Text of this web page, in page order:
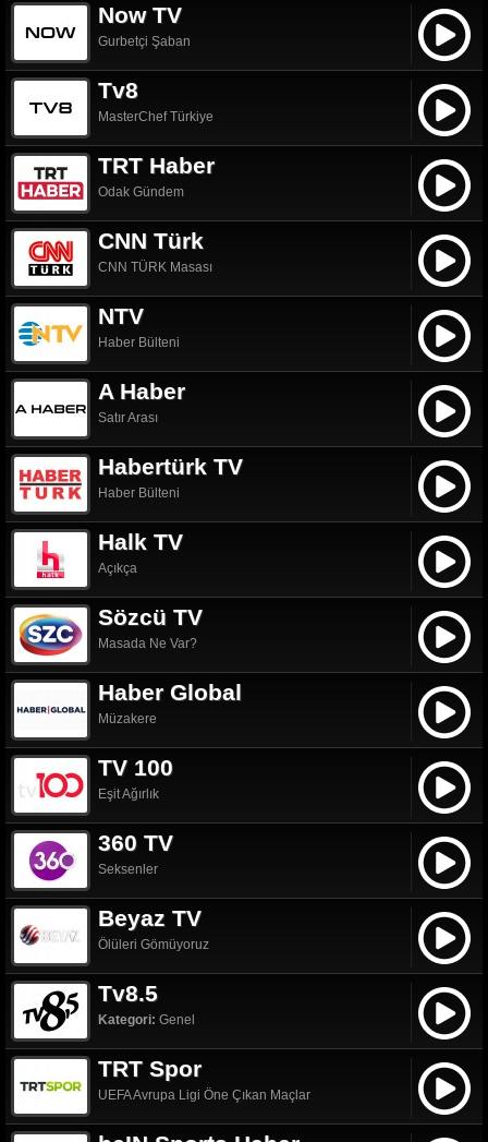
Now TV
Gurbetçi Şaban
Tv8
MasterChef Türkiye
TRT Haber
Odak Gündem
CNN Türk
CNN TÜRK Masası
NTV
Haber Bülteni
A Haber
Satır Arası
Habertürk TV
Haber Bülteni
Halk TV
Açıkça
Sözcü TV
Masada Ne Var?
Haber Global
Müzakere
TV 100
Eşit Ağırlık
360 TV
Seksenler
Beyaz TV
Ölüleri Gömüyoruz
Tv8.5
Kategori: Genel
TRT Spor
UEFA Avrupa Ligi Öne Çıkan Maçlar